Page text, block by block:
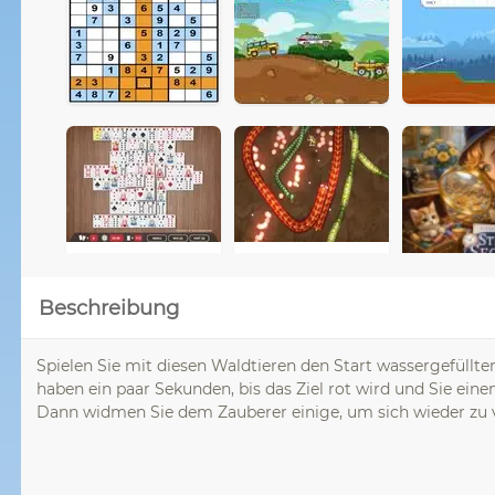
Beschreibung
Spielen Sie mit diesen Waldtieren den Start
haben ein paar Sekunden, bis das Ziel rot wird und Sie
Dann widmen Sie dem Zauberer einige, um sich wieder zu